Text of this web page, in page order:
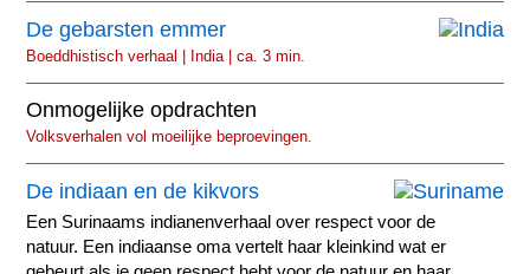
De gebarsten emmer
Boeddhistisch verhaal | India | ca. 3 min.
Onmogelijke opdrachten
Volksverhalen vol moeilijke beproevingen.
De indiaan en de kikvors
Een Surinaams indianenverhaal over respect voor de
natuur. Een indiaanse oma vertelt haar kleinkind wat er